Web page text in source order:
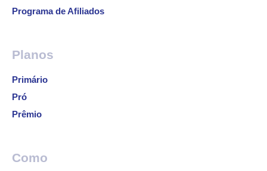
Programa de Afiliados
Planos
Primário
Pró
Prêmio
Como